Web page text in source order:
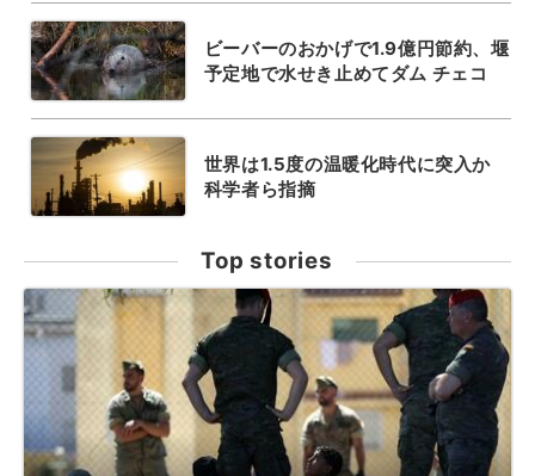
ビーバーのおかげで1.9億円節約、堰
予定地で水せき止めてダム チェコ
世界は1.5度の温暖化時代に突入か
科学者ら指摘
Top stories